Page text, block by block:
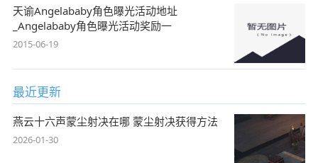
天谕Angelababy角色曝光活动地址
_Angelababy角色曝光活动奖励一
2015-06-19
最近更新
燕云十六声蒙尘射决在哪 蒙尘射决获得方法
2026-01-30